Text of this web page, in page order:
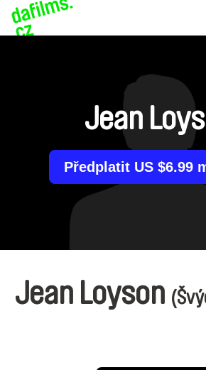
Jean
Předplatit US $6.99
Jean Loyson